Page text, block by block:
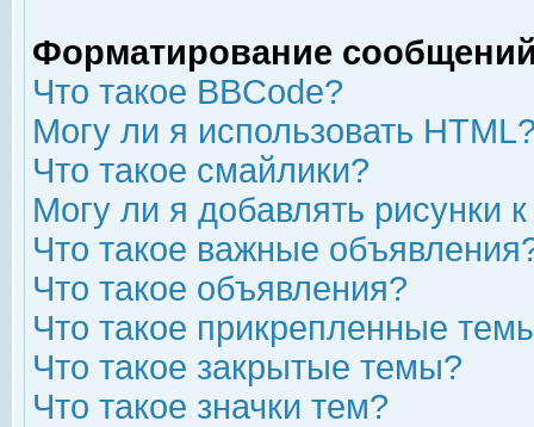
Форматирование
Что такое BBCode?
Могу ли я использовать
Что такое смайлики?
Могу ли я добавлять рисунки
Что такое важные
Что такое объявления?
Что такое прикрепленные
Что такое закрытые темы?
Что такое значки тем?